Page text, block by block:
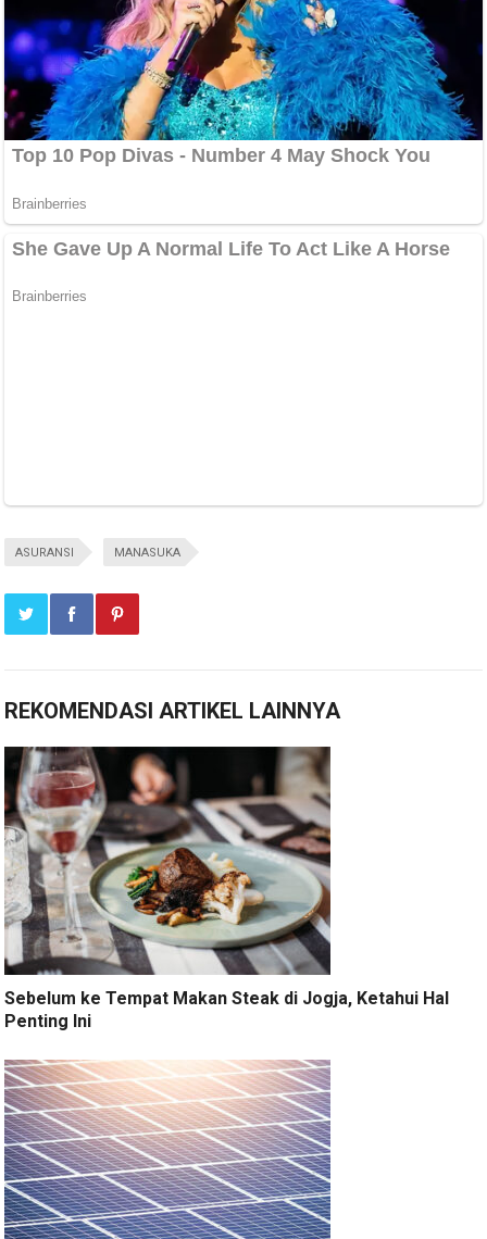
ASURANSI MANASUKA
REKOMENDASI ARTIKEL LAINNYA
Sebelum ke Tempat Makan Steak di Jogja, Ketahui Hal
Penting Ini